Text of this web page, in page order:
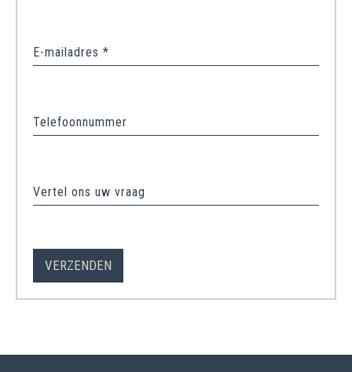
E-mailadres *
Telefoonnummer
Vertel ons uw vraag